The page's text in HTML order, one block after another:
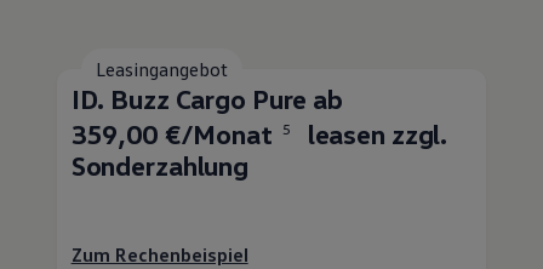
Leasingangebot
ID. Buzz Cargo Pure ab
359,00 €/Monat
5
leasen zzgl.
Sonderzahlung
Zum Rechenbeispiel